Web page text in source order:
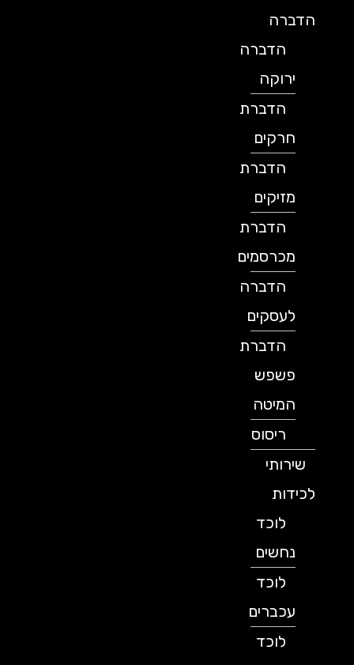
הדברה
הדברה
ירוקה
הדברת
חרקים
הדברת
מזיקים
הדברת
מכרסמים
הדברה
לעסקים
הדברת
פשפש
המיטה
ריסוס
שירותי
לכידות
לוכד
נחשים
לוכד
עכברים
לוכד